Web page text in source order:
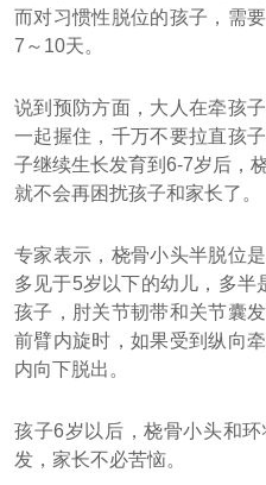
而对习惯性脱位的孩子，需
7～10天。
说到预防方面，大人在牵孩
一起握住，千万不要拉直孩
子继续生长发育到6-7岁后，
就不会再困扰孩子和家长了。
专家表示，桡骨小头半脱位
多见于5岁以下的幼儿，多半
孩子，肘关节韧带和关节囊
前臂内旋时，如果受到纵向
内向下脱出。
孩子6岁以后，桡骨小头和
发，家长不必苦恼。